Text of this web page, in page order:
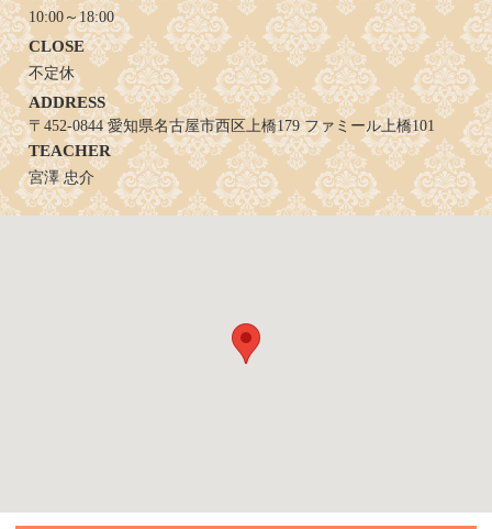
10:00～18:00
CLOSE
不定休
ADDRESS
〒452-0844 愛知県名古屋市西区上橋179 ファミール上橋101
TEACHER
宮澤 忠介